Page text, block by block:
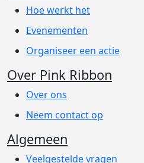
Hoe werkt het
Evenementen
Organiseer een actie
Over Pink Ribbon
Over ons
Neem contact op
Algemeen
Veelgestelde vragen